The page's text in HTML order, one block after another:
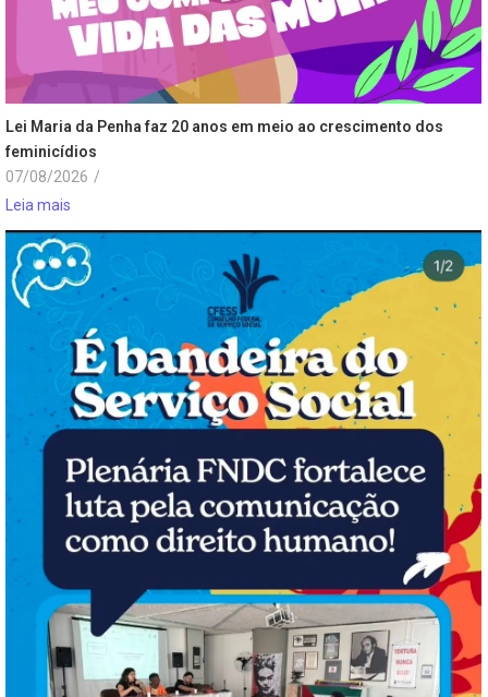
Lei Maria da Penha faz 20 anos em meio ao crescimento dos
feminicídios
07/08/2026 /
Leia mais